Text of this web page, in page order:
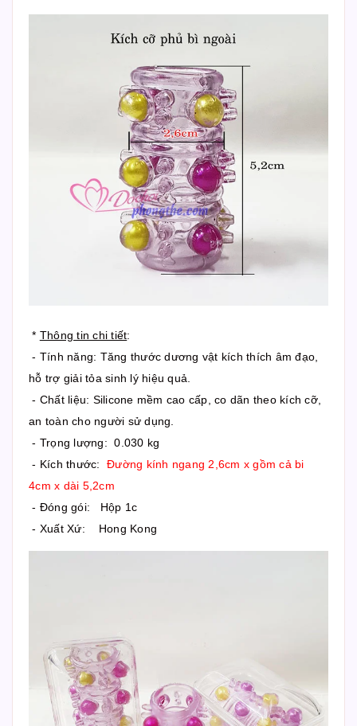
* Thông tin chi tiết:
- Tính năng: Tăng thước dương vật kích thích âm đạo,
hỗ trợ giải tỏa sinh lý hiệu quả.
- Chất liệu: Silicone mềm cao cấp, co dãn theo kích cỡ,
an toàn cho người sử dụng.
- Trọng lượng: 0.030 kg
- Kích thước: Đường kính ngang 2,6cm x gồm cả bi
4cm x dài 5,2cm
- Đóng gói: Hộp 1c
- Xuất Xứ: Hong Kong